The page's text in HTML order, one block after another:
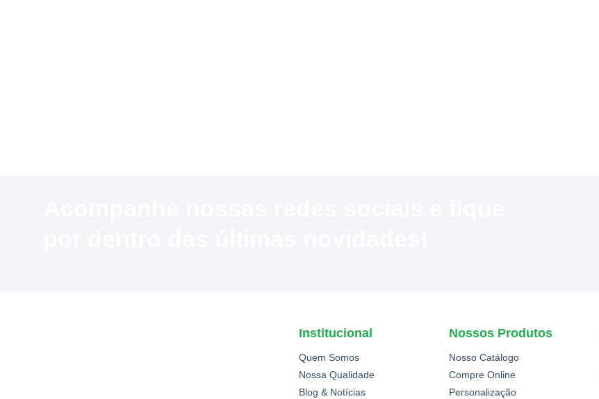
Institucional
Quem Somos
Nossa Qualidade
Blog & Notícias
Nossos Produtos
Nosso Catálogo
Compre Online
Personalização